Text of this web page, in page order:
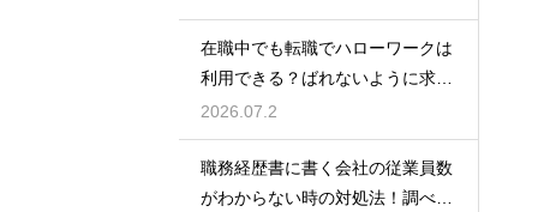
在職中でも転職でハローワークは
利用できる？ばれないように求人
を探すコツ
2026.07.2
職務経歴書に書く会社の従業員数
がわからない時の対処法！調べ方